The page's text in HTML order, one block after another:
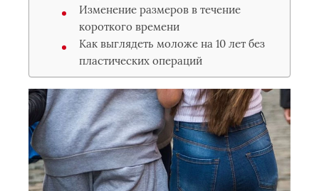
Изменение размеров в течение
короткого времени
Как выглядеть моложе на 10 лет без
пластических операций